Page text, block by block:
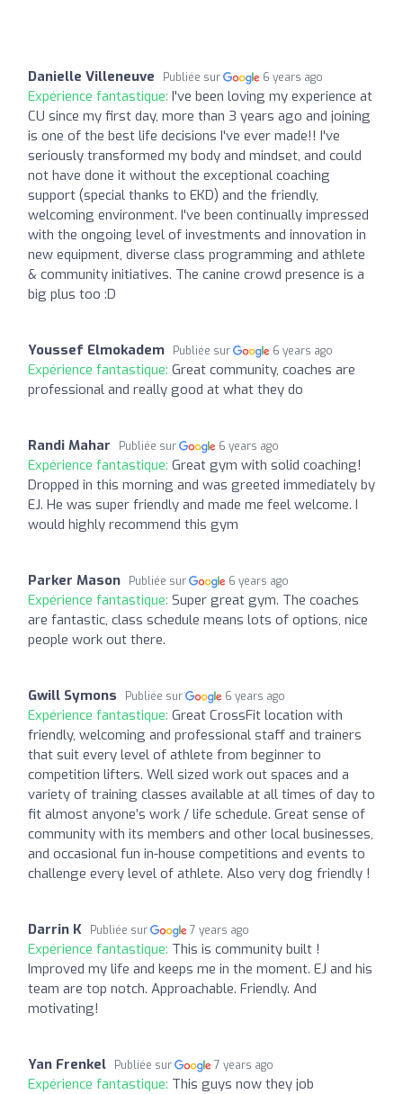
Danielle Villeneuve Publiée sur 6 years ago
Expérience fantastique: I've been loving my experience at
CU since my first day, more than 3 years ago and joining
is one of the best life decisions I've ever made!! I've
seriously transformed my body and mindset, and could
not have done it without the exceptional coaching
support (special thanks to EKD) and the friendly,
welcoming environment. I've been continually impressed
with the ongoing level of investments and innovation in
new equipment, diverse class programming and athlete
& community initiatives. The canine crowd presence is a
big plus too :D
Youssef Elmokadem Publiée sur 6 years ago
Expérience fantastique: Great community, coaches are
professional and really good at what they do
Randi Mahar Publiée sur 6 years ago
Expérience fantastique: Great gym with solid coaching!
Dropped in this morning and was greeted immediately by
EJ. He was super friendly and made me feel welcome. I
would highly recommend this gym
Parker Mason Publiée sur 6 years ago
Expérience fantastique: Super great gym. The coaches
are fantastic, class schedule means lots of options, nice
people work out there.
Gwill Symons Publiée sur 6 years ago
Expérience fantastique: Great CrossFit location with
friendly, welcoming and professional staff and trainers
that suit every level of athlete from beginner to
competition lifters. Well sized work out spaces and a
variety of training classes available at all times of day to
fit almost anyone’s work / life schedule. Great sense of
community with its members and other local businesses,
and occasional fun in-house competitions and events to
challenge every level of athlete. Also very dog friendly !
Darrin K Publiée sur 7 years ago
Expérience fantastique: This is community built !
Improved my life and keeps me in the moment. EJ and his
team are top notch. Approachable. Friendly. And
motivating!
Yan Frenkel Publiée sur 7 years ago
Expérience fantastique: This guys now they job